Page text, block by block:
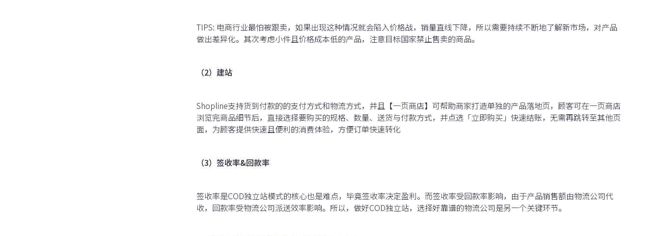
TIPS: 电商行业最怕被跟卖，如果出现这种情况就会陷入价格战，销量直线下降，所以需要持续不断地了解新市场，对产品
做出差异化。其次考虑小件且价格成本低的产品，注意目标国家禁止售卖的商品。
（2）建站
Shopline支持货到付款的的支付方式和物流方式，并且【一页商店】可帮助商家打造单独的产品落地页，顾客可在一页商店
浏览完商品细节后，直接选择要购买的规格、数量、送货与付款方式，并点选「立即购买」快速结账，无需再跳转至其他页
面，为顾客提供快速且便利的消费体验，方便订单快速转化
（3）签收率&回款率
签收率是COD独立站模式的核心也是难点，毕竟签收率决定盈利。而签收率受回款率影响，由于产品销售额由物流公司代
收，回款率受物流公司派送效率影响。所以，做好COD独立站，选择好靠谱的物流公司是另一个关键环节。